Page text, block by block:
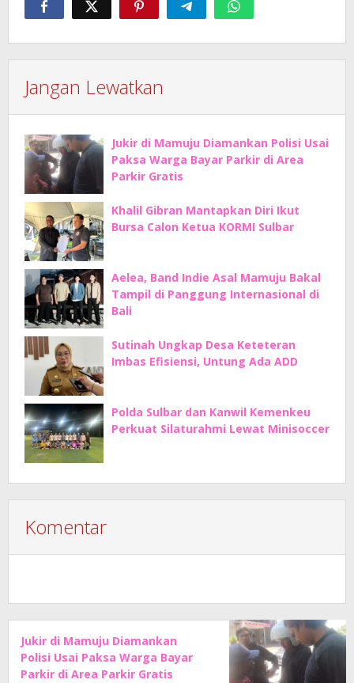
Jangan Lewatkan
Jukir di Mamuju Diamankan Polisi Usai
Paksa Warga Bayar Parkir di Area
Parkir Gratis
Khalil Gibran Mantapkan Diri Ikut
Bursa Calon Ketua KORMI Sulbar
Aelea, Band Indie Asal Mamuju Bakal
Tampil di Panggung Internasional di
Bali
Sutinah Ungkap Desa Keteteran
Imbas Efisiensi, Untung Ada ADD
Polda Sulbar dan Kanwil Kemenkeu
Perkuat Silaturahmi Lewat Minisoccer
Komentar
Jukir di Mamuju Diamankan
Polisi Usai Paksa Warga Bayar
Parkir di Area Parkir Gratis